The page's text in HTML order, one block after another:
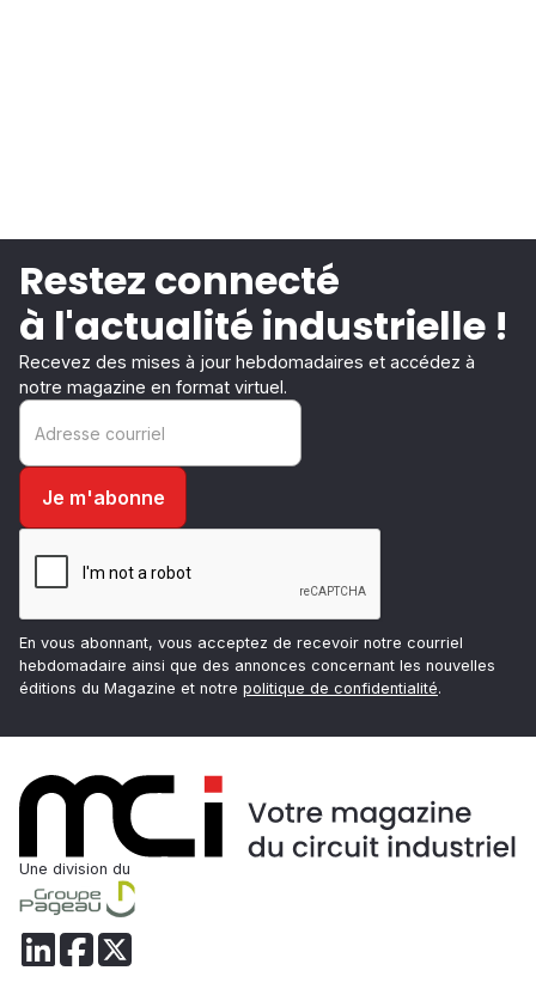
Restez connecté
à l'actualité industrielle !
Recevez des mises à jour hebdomadaires et accédez à
notre magazine en format virtuel.
En vous abonnant, vous acceptez de recevoir notre courriel
hebdomadaire ainsi que des annonces concernant les nouvelles
éditions du Magazine et notre politique de confidentialité.
Une division du